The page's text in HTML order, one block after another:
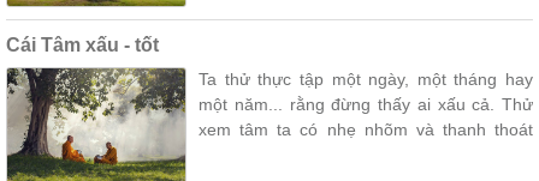
Cái Tâm xấu - tốt
Ta thử thực tập một ngày, một tháng hay
một năm... rằng đừng thấy ai xấu cả. Thử
xem tâm ta có nhẹ nhõm và thanh thoát